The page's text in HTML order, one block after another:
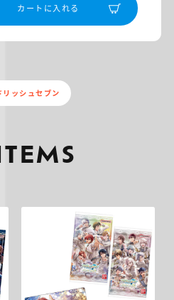
カートに入れる
リッシュセブン